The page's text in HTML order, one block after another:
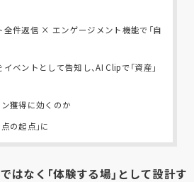
件返信 × エンゲージメント機能で「自
ベントとして告知し、AI Clipで「資産」
獲得に効くのか
の起点」に
はなく「体験する場」として設計す